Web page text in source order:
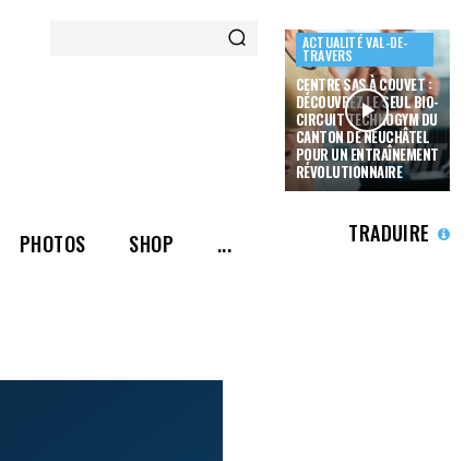
ACTUALITÉ VAL-DE-
TRAVERS
CENTRE SAS À COUVET :
DÉCOUVREZ LE SEUL BIO-
CIRCUIT TECHNOGYM DU
CANTON DE NEUCHÂTEL
POUR UN ENTRAÎNEMENT
RÉVOLUTIONNAIRE
PHOTOS SHOP ... TRADUIRE